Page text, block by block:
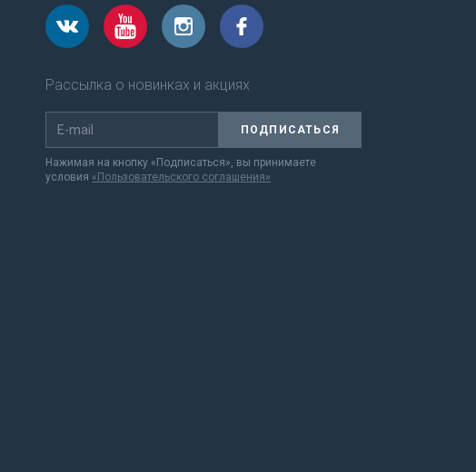
Рассылка о новинках и акциях
ПОДПИСАТЬСЯ
Нажимая на кнопку «Подписаться», вы принимаете
условия «Пользовательского соглашения»